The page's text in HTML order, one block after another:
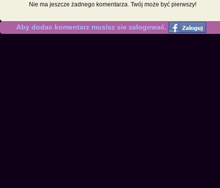
Nie ma jeszcze żadnego komentarza. Twój może być pierwszy!
Aby dodac komentarz musisz sie zalogować.